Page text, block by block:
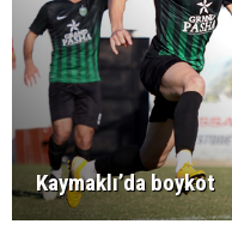
Kaymaklı’da boykot